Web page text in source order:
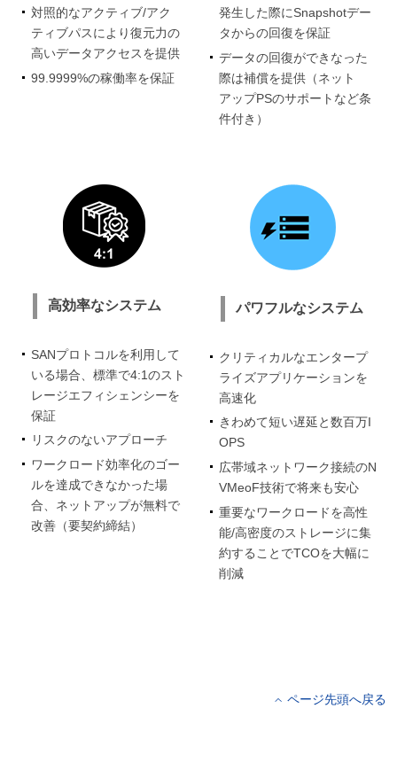
対照的なアクティブ/アク
ティブパスにより復元力の
高いデータアクセスを提供
99.9999%の稼働率を保証
発生した際にSnapshotデー
タからの回復を保証
データの回復ができなった
際は補償を提供（ネット
アップPSのサポートなど条
件付き）
高効率なシステム
SANプロトコルを利用して
いる場合、標準で4:1のスト
レージエフィシェンシーを
保証
リスクのないアプローチ
ワークロード効率化のゴー
ルを達成できなかった場
合、ネットアップが無料で
改善（要契約締結）
パワフルなシステム
クリティカルなエンタープ
ライズアプリケーションを
高速化
きわめて短い遅延と数百万I
OPS
広帯域ネットワーク接続のN
VMeoF技術で将来も安心
重要なワークロードを高性
能/高密度のストレージに集
約することでTCOを大幅に
削減
ページ先頭へ戻る